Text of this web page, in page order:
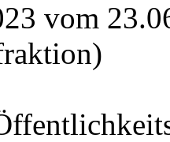
vom